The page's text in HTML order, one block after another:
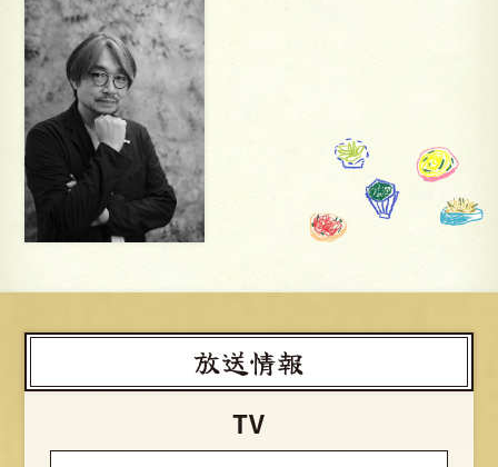
放送情報
TV